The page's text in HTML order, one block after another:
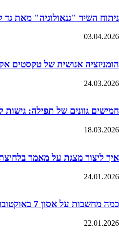
ניתוח השיר "גנאולוגיה" מאת גד
03.04.2026
הומניזציה אנושית של טקסטים
24.03.2026
חמישים גוונים של תפילה: גישות
18.03.2026
איך ליצור מצגת על מאמר
24.01.2026
כמה מחשבות על אסון 7 באוקטובר בפרספקטיבה היסטורית
22.01.2026